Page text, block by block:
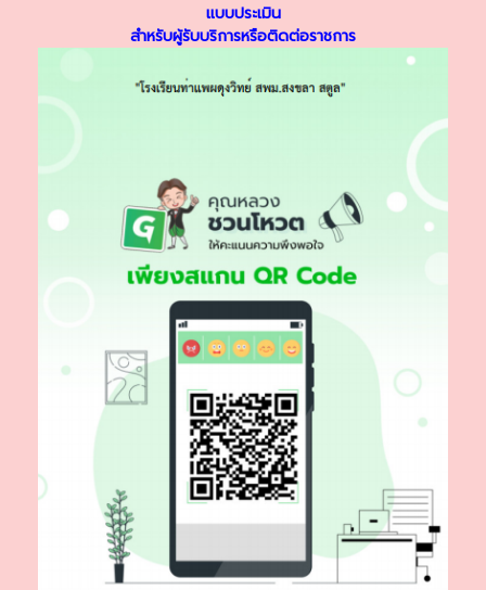
แบบประเมิน
สำหรับผู้รับบริการหรือติดต่อราชการ